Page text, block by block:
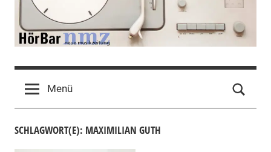
HörBar
der
nmz
Menü
SCHLAGWORT(E): MAXIMILIAN GUTH